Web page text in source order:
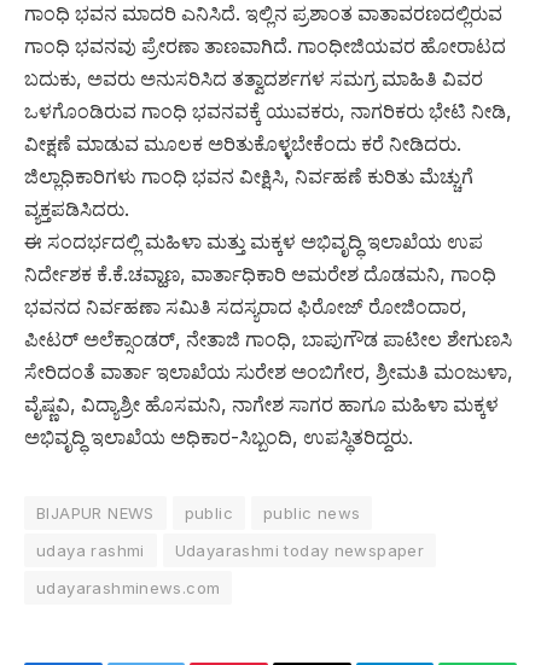
ಗಾಂಧಿ ಭವನ ಮಾದರಿ ಎನಿಸಿದೆ. ಇಲ್ಲಿನ ಪ್ರಶಾಂತ ವಾತಾವರಣದಲ್ಲಿರುವ
ಗಾಂಧಿ ಭವನವು ಪ್ರೇರಣಾ ತಾಣವಾಗಿದೆ. ಗಾಂಧೀಜಿಯವರ ಹೋರಾಟದ
ಬದುಕು, ಅವರು ಅನುಸರಿಸಿದ ತತ್ವಾದರ್ಶಗಳ ಸಮಗ್ರ ಮಾಹಿತಿ ವಿವರ
ಒಳಗೊಂಡಿರುವ ಗಾಂಧಿ ಭವನವಕ್ಕೆ ಯುವಕರು, ನಾಗರಿಕರು ಭೇಟಿ ನೀಡಿ,
ವೀಕ್ಷಣೆ ಮಾಡುವ ಮೂಲಕ ಅರಿತುಕೊಳ್ಳಬೇಕೆಂದು ಕರೆ ನೀಡಿದರು.
ಜಿಲ್ಲಾಧಿಕಾರಿಗಳು ಗಾಂಧಿ ಭವನ ವೀಕ್ಷಿಸಿ, ನಿರ್ವಹಣೆ ಕುರಿತು ಮೆಚ್ಚುಗೆ
ವ್ಯಕ್ತಪಡಿಸಿದರು.
ಈ ಸಂದರ್ಭದಲ್ಲಿ ಮಹಿಳಾ ಮತ್ತು ಮಕ್ಕಳ ಅಭಿವೃದ್ಧಿ ಇಲಾಖೆಯ ಉಪ
ನಿರ್ದೇಶಕ ಕೆ.ಕೆ.ಚವ್ಹಾಣ, ವಾರ್ತಾಧಿಕಾರಿ ಅಮರೇಶ ದೊಡಮನಿ, ಗಾಂಧಿ
ಭವನದ ನಿರ್ವಹಣಾ ಸಮಿತಿ ಸದಸ್ಯರಾದ ಫಿರೋಜ್ ರೋಜಿಂದಾರ,
ಪೀಟರ್ ಅಲೆಕ್ಸಾಂಡರ್, ನೇತಾಜಿ ಗಾಂಧಿ, ಬಾಪುಗೌಡ ಪಾಟೀಲ ಶೇಗುಣಸಿ
ಸೇರಿದಂತೆ ವಾರ್ತಾ ಇಲಾಖೆಯ ಸುರೇಶ ಅಂಬಿಗೇರ, ಶ್ರೀಮತಿ ಮಂಜುಳಾ,
ವೈಷ್ಣವಿ, ವಿದ್ಯಾಶ್ರೀ ಹೊಸಮನಿ, ನಾಗೇಶ ಸಾಗರ ಹಾಗೂ ಮಹಿಳಾ ಮಕ್ಕಳ
ಅಭಿವೃದ್ಧಿ ಇಲಾಖೆಯ ಅಧಿಕಾರ-ಸಿಬ್ಬಂದಿ, ಉಪಸ್ಥಿತರಿದ್ದರು.
BIJAPUR NEWS public
public news
udaya rashmi
Udayarashmi today newspaper
udayarashminews.com